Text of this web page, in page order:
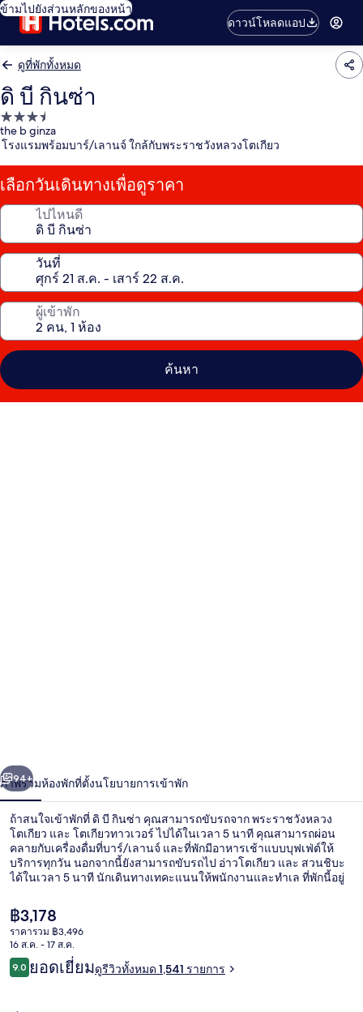
ข้ามไปยังส่วนหลักของหน้า
ดาวน์โหลดแอป
ดูที่พักทั้งหมด
ดิ บี กินซ่า
ที่พัก
3.5
the b ginza
โรงแรมพร้อมบาร์/เลานจ์ ใกล้กับพระราชวังหลวงโตเกียว
เลือกวันเดินทางเพื่อดูราคา
ไปไหนดี
วันที่
ผู้เข้าพัก
ค้นหา
า
ถัดไป
94+
ภาพรวมห้องพักที่ตั้งนโยบายการเข้าพัก
ถ้าสนใจเข้าพักที่ ดิ บี กินซ่า คุณสามารถขับรถจาก พระราชวังหลวง
โตเกียว และ โตเกียวทาวเวอร์ ไปได้ในเวลา 5 นาที คุณสามารถผ่อน
คลายกับเครื่องดื่มที่บาร์/เลานจ์ และที่พักมีอาหารเช้าแบบบุฟเฟ่ต์ให้
บริการทุกวัน นอกจากนี้ยังสามารถขับรถไป อ่าวโตเกียว และ สวนชิบะ
ได้ในเวลา 5 นาที นักเดินทางเทคะแนนให้พนักงานและทำเล ที่พักนี้อยู่
ถึง สถานี Higashi-ginza
ราคา
ปัจจุบัน
฿3,178
฿3,178
ราคารวม ฿3,496
16 ส.ค. - 17 ส.ค.
รีวิว
9.09.0 จาก 10
ยอดเยี่ยมดูรีวิวทั้งหมด 1,541 รายการ